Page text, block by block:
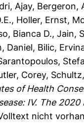
Ajay, Bergeron,
, Holler, Ernst,
Bianca D., Jain,
Daniel, Bilic,
Corey,
of Health
IV. The
nicht